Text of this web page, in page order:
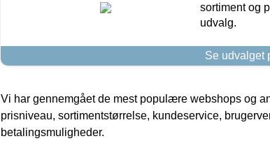
sortiment og
udvalg.
Se udvalget
Vi har gennemgået de mest populære webshops og
prisniveau, sortimentstørrelse, kundeservice,
betalingsmuligheder.